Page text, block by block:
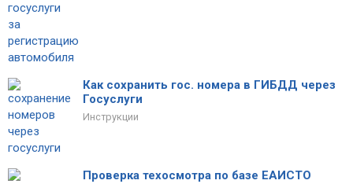
Как сохранить гос. номера в ГИБДД через
Госуслуги
Инструкции
Проверка техосмотра по базе ЕАИСТО